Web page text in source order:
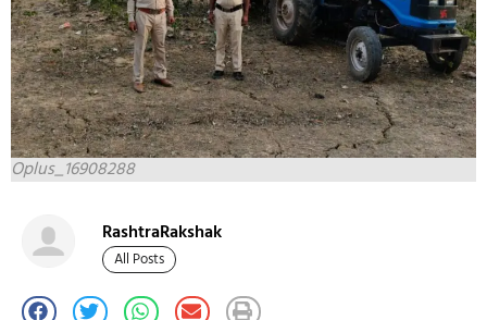
Oplus_16908288
RashtraRakshak
All Posts